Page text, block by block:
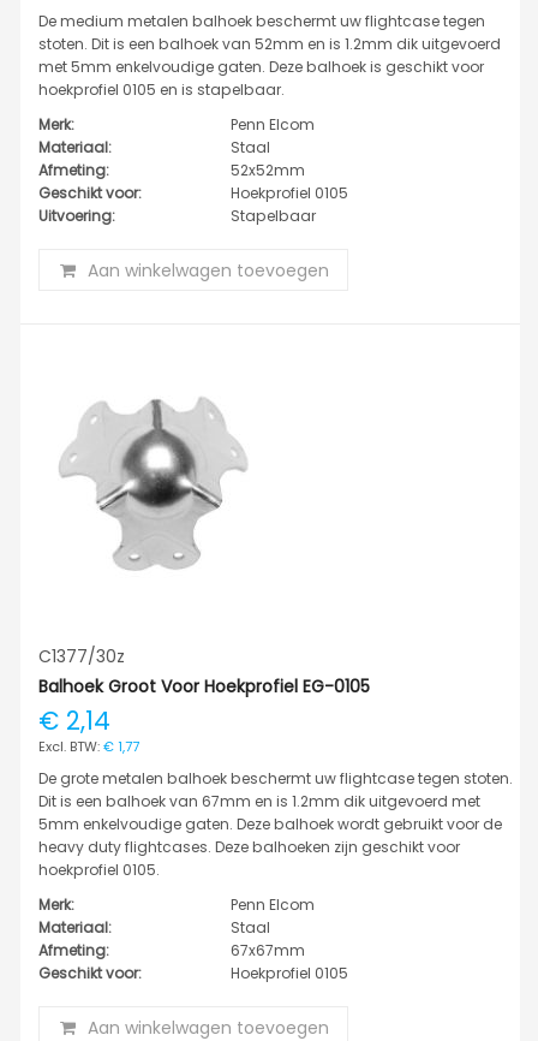
De medium metalen balhoek beschermt uw flightcase tegen
stoten. Dit is een balhoek van 52mm en is 1.2mm dik uitgevoerd
met 5mm enkelvoudige gaten. Deze balhoek is geschikt voor
hoekprofiel 0105 en is stapelbaar.
Merk:
Penn Elcom
Materiaal:
Staal
Afmeting:
52x52mm
Geschikt voor:
Hoekprofiel 0105
Uitvoering:
Stapelbaar
Aan winkelwagen toevoegen
C1377/30z
Balhoek Groot Voor Hoekprofiel EG-0105
€ 2,14
€ 1,77
De grote metalen balhoek beschermt uw flightcase tegen stoten.
Dit is een balhoek van 67mm en is 1.2mm dik uitgevoerd met
5mm enkelvoudige gaten. Deze balhoek wordt gebruikt voor de
heavy duty flightcases. Deze balhoeken zijn geschikt voor
hoekprofiel 0105.
Merk:
Penn Elcom
Materiaal:
Staal
Afmeting:
67x67mm
Geschikt voor:
Hoekprofiel 0105
Aan winkelwagen toevoegen